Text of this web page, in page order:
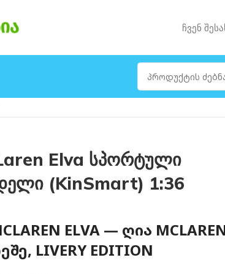
Ჩვენ
Elva სპორტული
(KinSmart) 1:36
ELVA — ᲦᲘᲐ
LIVERY EDITION